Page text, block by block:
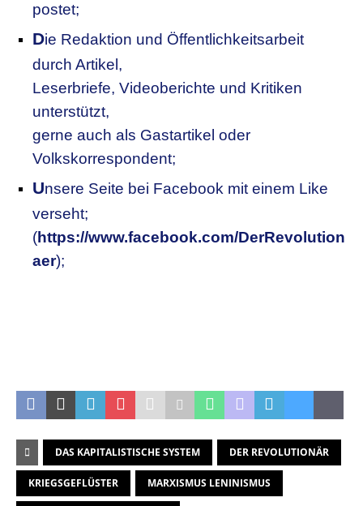
postet;
Die Redaktion und Öffentlichkeitsarbeit
durch Artikel,
Leserbriefe, Videoberichte und Kritiken
unterstützt,
gerne auch als Gastartikel oder
Volkskorrespondent;
Unsere Seite bei Facebook mit einem Like
verseht;
(https://www.facebook.com/DerRevolution
aer);
DAS KAPITALISTISCHE SYSTEM DER REVOLUTIONÄR
KRIEGSGEFLÜSTER MARXISMUS LENINISMUS